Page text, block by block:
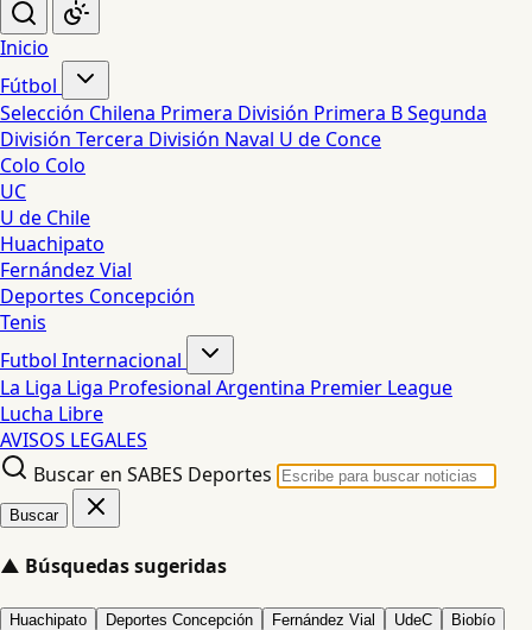
Inicio
Fútbol
Selección Chilena Primera División Primera BSegunda
División Tercera División Naval U de Conce
Colo Colo
UC
U de Chile
Huachipato
Fernández Vial
Deportes Concepción
Tenis
Futbol Internacional
La Liga Liga Profesional Argentina Premier League
Lucha Libre
AVISOS LEGALES
Buscar en SABES Deportes
Buscar
▲ Búsquedas sugeridas
Huachipato Deportes Concepción Fernández Vial UdeC Biobío